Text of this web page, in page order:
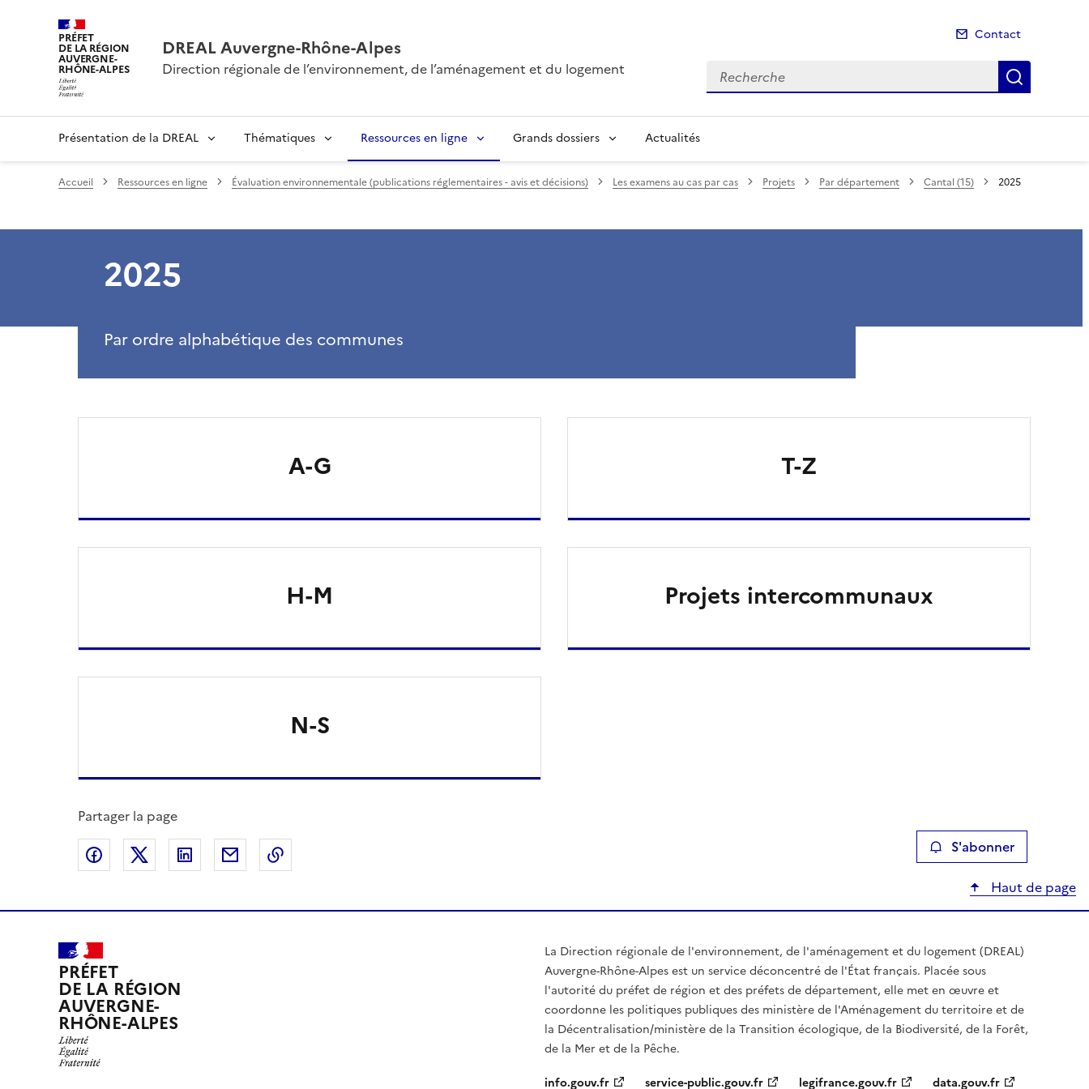
PRÉFET
DE LA RÉGION
AUVERGNE-
RHÔNE-ALPES
DREAL Auvergne-Rhône-Alpes
Direction régionale de l’environnement, de l’aménagement et du logement
Contact
Recherche
Présentation de la DREAL Thématiques Ressources en ligne Grands dossiers Actualités
Accueil Ressources en ligne Évaluation environnementale (publications réglementaires - avis et décisions) Les examens au cas par cas Projets Par département Cantal (15) 2025
2025
Par ordre alphabétique des communes
A-G
H-M
N-S
T-Z
Projets intercommunaux
Partager la page
Partager sur Facebook
Partager sur XPartager sur LinkedIn
Partager par email S'abonner
Haut de page
PRÉFET
DE LA RÉGION
AUVERGNE-
RHÔNE-ALPES
La Direction régionale de l'environnement, de l'aménagement et du logement (DREAL)
Auvergne-Rhône-Alpes est un service déconcentré de l'État français. Placée sous
l'autorité du préfet de région et des préfets de département, elle met en œuvre et
coordonne les politiques publiques des ministère de l'Aménagement du territoire et de
la Décentralisation/ministère de la Transition écologique, de la Biodiversité, de la Forêt,
de la Mer et de la Pêche.
info.gouv.fr
service-public.gouv.fr legifrance.gouv.fr data.gouv.fr